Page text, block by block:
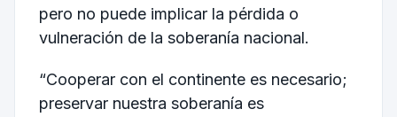
pero no puede implicar la pérdida o
vulneración de la soberanía nacional.
“Cooperar con el continente es necesario;
preservar nuestra soberanía es